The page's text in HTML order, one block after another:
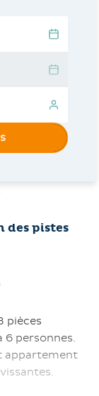
des pistes
pièces
personnes.
appartement